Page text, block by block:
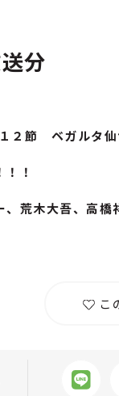
分
２節 ベガルタ仙
！
、荒木大吾、高
こ